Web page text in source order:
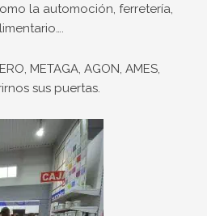
la automoción, ferretería,
METAGA, AGON, AMES,
sus puertas.